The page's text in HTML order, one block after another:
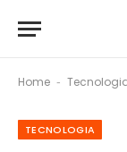
Home -
TECNOLOGIA